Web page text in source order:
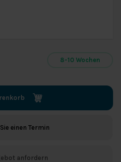
8-10 Wochen
einen Termin
anfordern